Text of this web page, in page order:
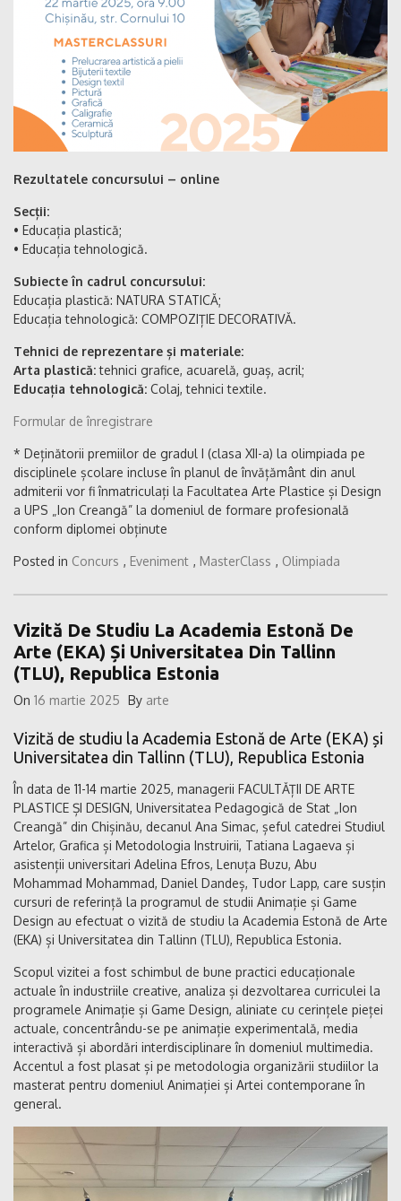
Rezultatele concursului – online
Secții:
• Educația plastică;
• Educația tehnologică.
Subiecte în cadrul concursului:
Educația plastică: NATURA STATICĂ;
Educația tehnologică: COMPOZIȚIE DECORATIVĂ.
Tehnici de reprezentare și materiale:
Arta plastică:tehnici grafice, acuarelă, guaș, acril;
Educația tehnologică: Colaj, tehnici textile.
Formular de înregistrare
* Deținătorii premiilor de gradul I (clasa XII-a) la olimpiada pe
disciplinele școlare incluse în planul de învățământ din anul
admiterii vor fi înmatriculați la Facultatea Arte Plastice și Design
a UPS „Ion Creangă” la domeniul de formare profesională
conform diplomei obținute
Posted in Concurs , Eveniment , MasterClass , Olimpiada
Vizită De Studiu La Academia Estonă De
Arte (EKA) Și Universitatea Din Tallinn
(TLU), Republica Estonia
On 16 martie 2025 By arte
Vizită de studiu la Academia Estonă de Arte (EKA) și
Universitatea din Tallinn (TLU), Republica Estonia
În data de 11-14 martie 2025, managerii FACULTĂȚII DE ARTE
PLASTICE ȘI DESIGN, Universitatea Pedagogică de Stat „Ion
Creangă” din Chișinău, decanul Ana Simac, șeful catedrei Studiul
Artelor, Grafica și Metodologia Instruirii, Tatiana Lagaeva și
asistenții universitari Adelina Efros, Lenuța Buzu, Abu
Mohammad Mohammad, Daniel Dandeș, Tudor Lapp, care susțin
cursuri de referință la programul de studii Animație și Game
Design au efectuat o vizită de studiu la Academia Estonă de Arte
(EKA) și Universitatea din Tallinn (TLU), Republica Estonia.
Scopul vizitei a fost schimbul de bune practici educaționale
actuale în industriile creative, analiza și dezvoltarea curriculei la
programele Animație și Game Design, aliniate cu cerințele pieței
actuale, concentrându-se pe animație experimentală, media
interactivă și abordări interdisciplinare în domeniul multimedia.
Accentul a fost plasat și pe metodologia organizării studiilor la
masterat pentru domeniul Animației și Artei contemporane în
general.